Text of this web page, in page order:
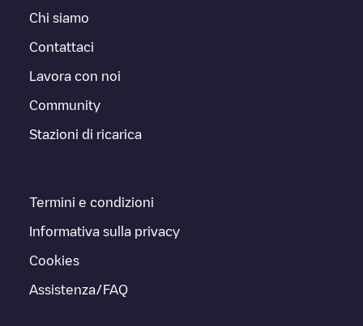
Chi siamo
Contattaci
Lavora con noi
Community
Stazioni di ricarica
Termini e condizioni
Informativa sulla privacy
Cookies
Assistenza/FAQ